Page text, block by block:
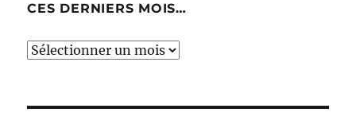
CES DERNIERS MOIS…
Ces